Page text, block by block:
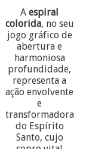
Aespiral
colorida, no seu
jogo gráfico de
abertura e
harmoniosa
profundidade,
representa a
ação envolvente
e
transformadora
do Espírito
Santo, cujo